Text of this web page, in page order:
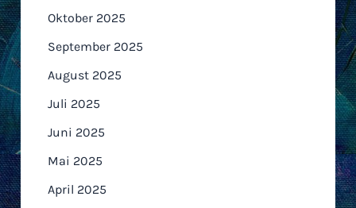
Oktober 2025
September 2025
August 2025
Juli 2025
Juni 2025
Mai 2025
April 2025